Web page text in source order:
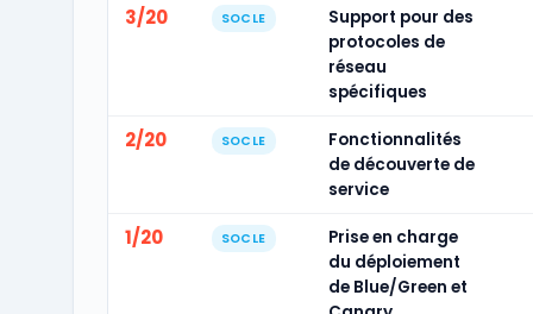
3/20 SOCLE
Support pour des
protocoles de
réseau
spécifiques
2/20 SOCLE
Fonctionnalités
de découverte de
service
1/20 SOCLE
Prise en charge
du déploiement
de Blue/Green et